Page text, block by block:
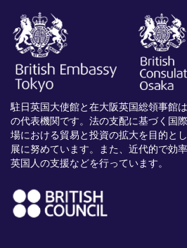
駐日英国大使館と在大阪英国総領事館
の代表機関です。法の支配に基づく国
場における貿易と投資の拡大を目的と
展に努めています。また、近代的で効
英国人の支援などを行っています。